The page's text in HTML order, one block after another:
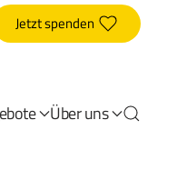
Jetzt spenden
Über uns